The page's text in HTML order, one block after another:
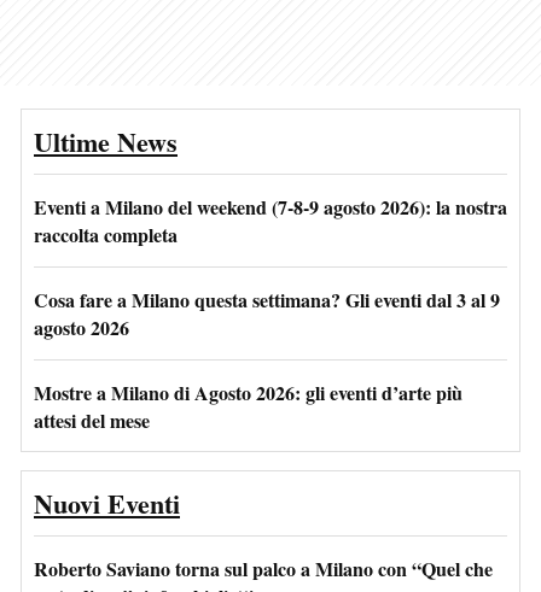
Ultime News
Eventi a Milano del weekend (7-8-9 agosto 2026): la nostra
raccolta completa
Cosa fare a Milano questa settimana? Gli eventi dal 3 al 9
agosto 2026
Mostre a Milano di Agosto 2026: gli eventi d’arte più
attesi del mese
Nuovi Eventi
Roberto Saviano torna sul palco a Milano con “Quel che